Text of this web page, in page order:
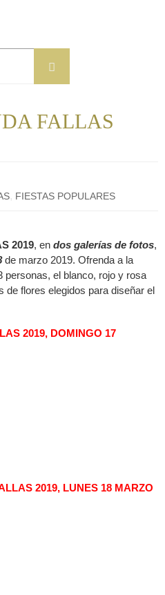
Buscar
FALLAS
, FIESTAS POPULARES
2019, en dos galerías de fotos,
de marzo 2019. Ofrenda a la
personas, el blanco, rojo y rosa
de flores elegidos para diseñar el
2019, DOMINGO 17
2019, LUNES 18 MARZO